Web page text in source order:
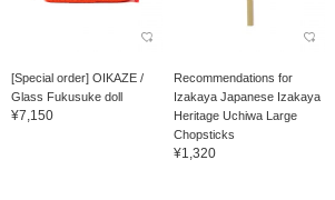
[Special order] OIKAZE /
Glass Fukusuke doll
¥7,150
Recommendations for
Izakaya Japanese Izakaya
Heritage Uchiwa Large
Chopsticks
¥1,320